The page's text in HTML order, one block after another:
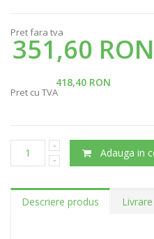
Pret fara tva
351,60 RON
418,40 RON
Pret cu TVA
Adauga in
Descriere produs